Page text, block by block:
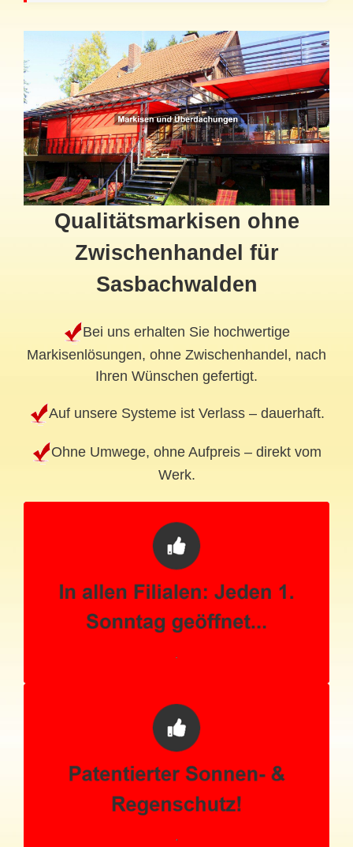
Qualitätsmarkisen ohne
Zwischenhandel für
Sasbachwalden
Bei uns erhalten Sie hochwertige
Markisenlösungen, ohne Zwischenhandel, nach
Ihren Wünschen gefertigt.
Auf unsere Systeme ist Verlass – dauerhaft.
Ohne Umwege, ohne Aufpreis – direkt vom
Werk.